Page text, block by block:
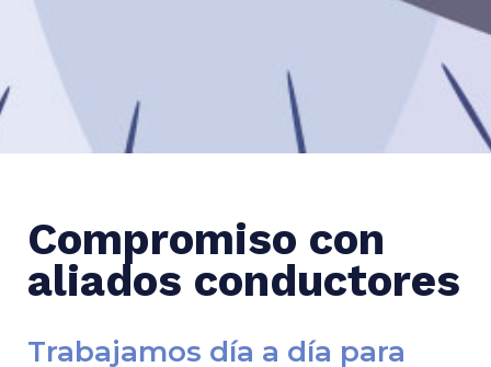
Compromiso con
aliados conductores
Trabajamos día a día para